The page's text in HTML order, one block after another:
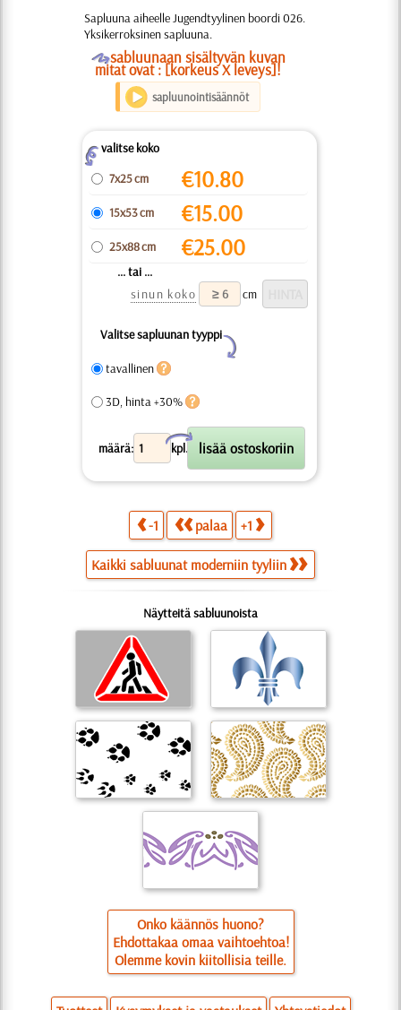
Sapluuna aiheelle Jugendtyylinen boordi 026.
Yksikerroksinen sapluuna.
Osabluunaan sisältyvän kuvan
mitat ovat : [korkeus X leveys]!
sapluunointisäännöt
Zvalitse koko
7x25 cm
€10.80
15x53 cm €15.00
25x88 cm €25.00
... tai ...
sinun koko
cm
Valitse sapluunan tyyppi
Y
tavallinen
3D, hinta +30%
määrä: kpl.
X
-1 palaa +1
Kaikki sabluunat moderniin tyyliin
Näytteitä sabluunoista
Onko käännös huono?
Ehdottakaa omaa vaihtoehtoa!
Olemme kovin kiitollisia teille.